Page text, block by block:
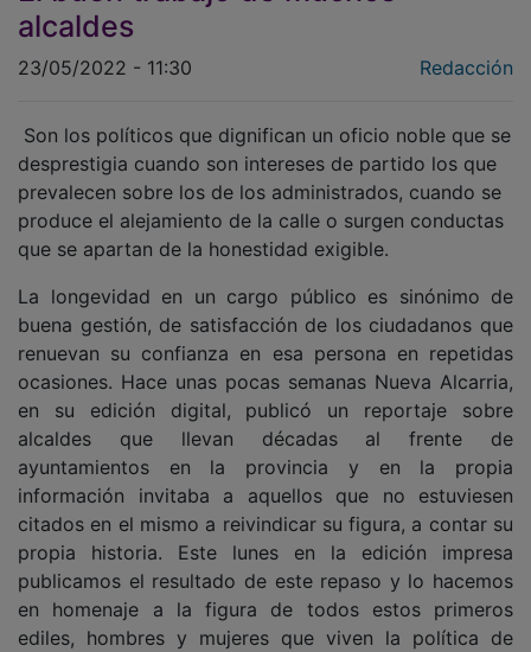
alcaldes
23/05/2022 - 11:30 Redacción
Son los políticos que dignifican un oficio noble que se
desprestigia cuando son intereses de partido los que
prevalecen sobre los de los administrados, cuando se
produce el alejamiento de la calle o surgen conductas
que se apartan de la honestidad exigible.
La longevidad en un cargo público es sinónimo de
buena gestión, de satisfacción de los ciudadanos que
renuevan su confianza en esa persona en repetidas
ocasiones. Hace unas pocas semanas Nueva Alcarria,
en su edición digital, publicó un reportaje sobre
alcaldes que llevan décadas al frente de
ayuntamientos en la provincia y en la propia
información invitaba a aquellos que no estuviesen
citados en el mismo a reivindicar su figura, a contar su
propia historia. Este lunes en la edición impresa
publicamos el resultado de este repaso y lo hacemos
en homenaje a la figura de todos estos primeros
ediles, hombres y mujeres que viven la política de